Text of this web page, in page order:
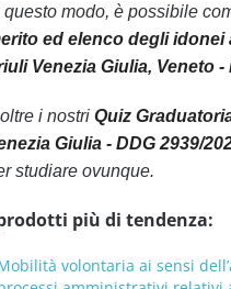
questo modo, è possibile
ed elenco degli idonei
Venezia Giulia, Veneto
i nostri Quiz
Giulia - DDG 2939/
studiare ovunque.
più di tendenza:
volontaria ai sensi